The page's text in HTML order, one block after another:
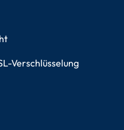
Verschlüsselung